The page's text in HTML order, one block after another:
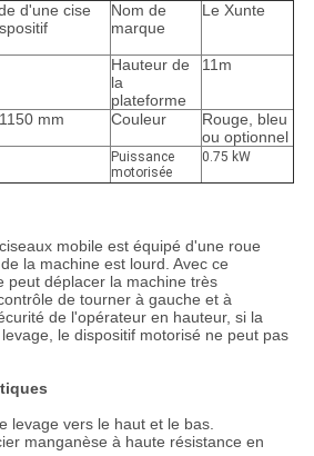
d'une cise
Nom de
marque
Le Xunte
Hauteur de
la
plateforme
11m
mm Couleur
Rouge, bleu
ou optionnel
Puissance
motorisée
0.75 kW
mobile est équipé d'une roue
la machine est lourd. Avec ce
peut déplacer la machine très
de tourner à gauche et à
de l'opérateur en hauteur, si la
le dispositif motorisé ne peut pas
levage vers le haut et le bas.
manganèse à haute résistance en